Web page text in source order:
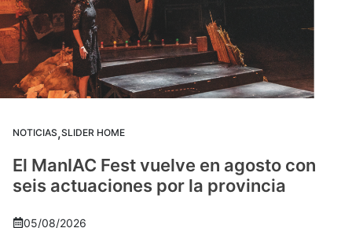
NOTICIAS,SLIDER HOME
El ManIAC Fest vuelve en agosto con
seis actuaciones por la provincia
05/08/2026